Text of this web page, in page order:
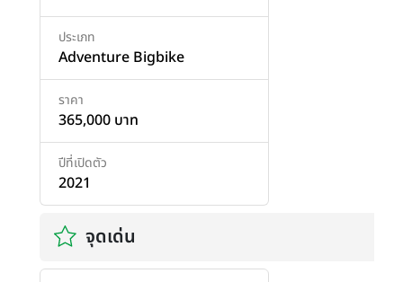
ประเภท
Adventure Bigbike
ราคา
365,000 บาท
ปีที่เปิดตัว
2021
จุดเด่น